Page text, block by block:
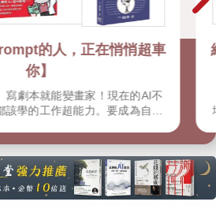
的人，正在悄悄超車
你】
寫劇本就能變畫家！現在的AI不
學的工作超能力。要成為自媒